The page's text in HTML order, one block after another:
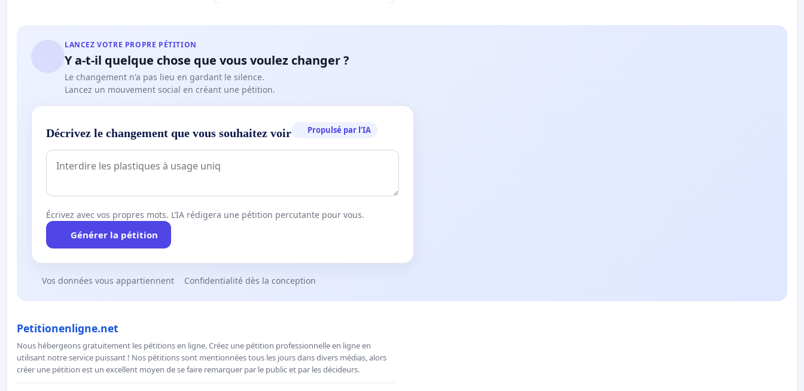
LANCEZ VOTRE PROPRE PÉTITION
Y a-t-il quelque chose que vous voulez changer ?
Le changement n'a pas lieu en gardant le silence.
Lancez un mouvement social en créant une pétition.
Décrivez le changement que vous souhaitez voir Propulsé par l’IA
Écrivez avec vos propres mots. L’IA rédigera une pétition percutante pour vous.
Générer la pétition
Vos données vous appartiennent Confidentialité dès la conception
Petitionenligne.net
Nous hébergeons gratuitement les pétitions en ligne. Créez une pétition professionnelle en ligne en
utilisant notre service puissant ! Nos pétitions sont mentionnées tous les jours dans divers médias, alors
créer une pétition est un excellent moyen de se faire remarquer par le public et par les décideurs.